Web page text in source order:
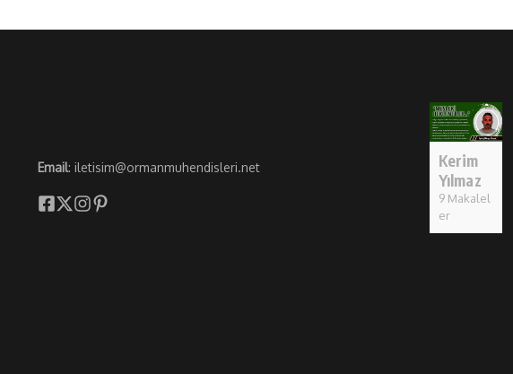
Email: iletisim@ormanmuhendisleri.net
Kerim
Yılmaz
9 Makalel
er